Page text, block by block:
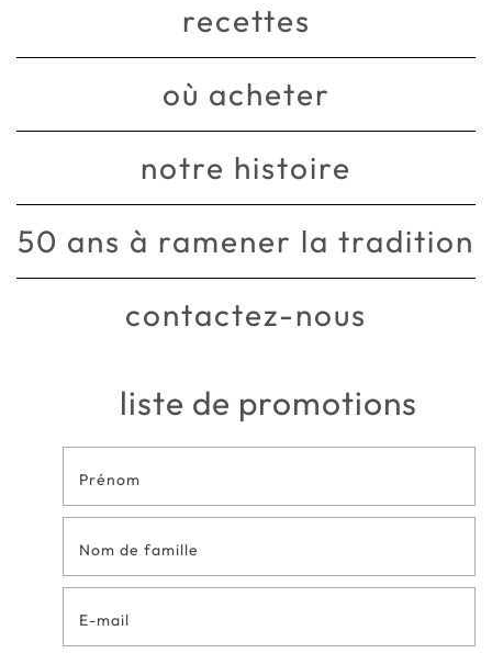
recettes
où acheter
notre histoire
50 ans à ramener la tradition
contactez-nous
liste de promotions
Formulaire
de contact
en bas de
page